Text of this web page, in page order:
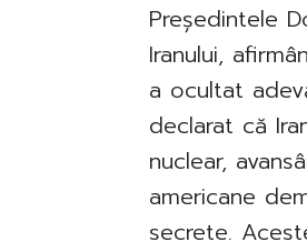
Președintele
Iranului,
a ocultat
declarat că
nuclear,
americane
secrete.